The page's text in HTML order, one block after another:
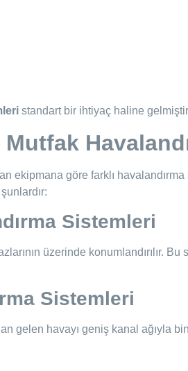
standart bir ihtiyaç haline
Mutfak
ekipmana göre farklı
Sistemleri
üzerinde konumlandırılır.
Sistemleri
gelen havayı geniş kanal ağıyla